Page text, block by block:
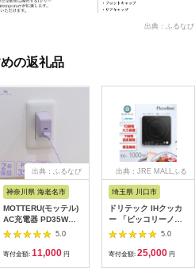
出典：ふるなび
の返礼品
出典：ふるなび
神奈川県 海老名市
MOTTERU(モッテル)
AC充電器 PD35W
USB-C 1ポートUSB-
A 1ポート 折りたたみ
式プラグ 急速充電
5.0
寄付金額: 11,000 円
出典：JRE MALLふる
埼玉県 川口市
ドリテック IHクッカ
ー 「ピッコリーノ」
ブラック DI-
217BK【1642626】
5.0
寄付金額: 25,000 円